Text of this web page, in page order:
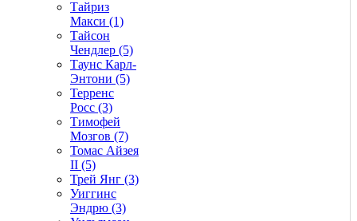
Тайриз
Макси (1)
Тайсон
Чендлер (5)
Таунс Карл-
Энтони (5)
Терренс
Росс (3)
Тимофей
Мозгов (7)
Томас Айзея
II (5)
Трей Янг (3)
Уиггинс
Эндрю (3)